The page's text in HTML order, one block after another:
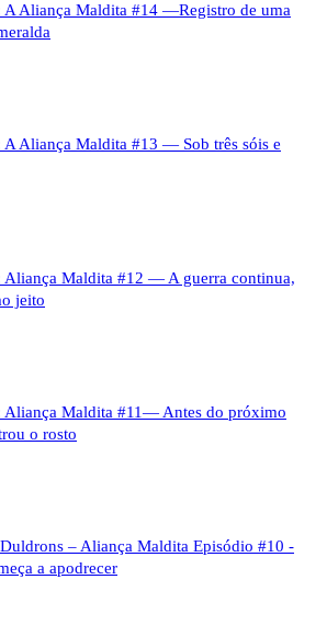
A Aliança Maldita #14 —Registro de uma
A Aliança Maldita #13 — Sob três sóis e
Aliança Maldita #12 — A guerra continua,
jeito
Aliança Maldita #11— Antes do próximo
o rosto
– Aliança Maldita Episódio #10 -
a apodrecer